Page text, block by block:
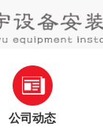
公司动态